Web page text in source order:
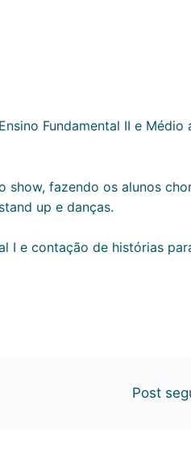
Fundamental II e Médio
show, fazendo os alunos
up e danças.
I e contação de histórias
Post